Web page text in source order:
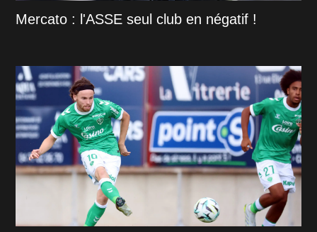
Mercato : l'ASSE seul club en négatif !